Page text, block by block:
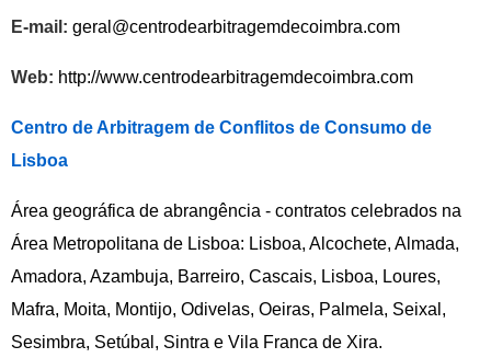
E-mail: geral@centrodearbitragemdecoimbra.com
Web: http://www.centrodearbitragemdecoimbra.com
Centro de Arbitragem de Conflitos de Consumo de
Lisboa
Área geográfica de abrangência - contratos celebrados na
Área Metropolitana de Lisboa: Lisboa, Alcochete, Almada,
Amadora, Azambuja, Barreiro, Cascais, Lisboa, Loures,
Mafra, Moita, Montijo, Odivelas, Oeiras, Palmela, Seixal,
Sesimbra, Setúbal, Sintra e Vila Franca de Xira.